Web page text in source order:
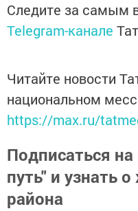
Следите за самым
Telegram-канале
Читайте новости
национальном
https://max.ru/
Подписаться
путь" и узнать
района